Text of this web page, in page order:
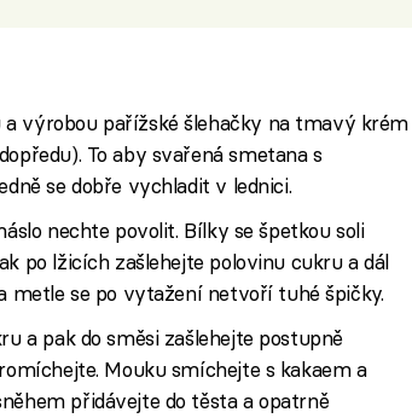
výrobou pařížské šlehačky na tmavý krém
To aby svařená smetana s
se dobře vychladit v lednici.
nechte povolit. Bílky se špetkou soli
po lžicích zašlehejte polovinu cukru a dál
metle se po vytažení netvoří tuhé špičky.
a pak do směsi zašlehejte postupně
Mouku smíchejte s kakaem a
přidávejte do těsta a opatrně